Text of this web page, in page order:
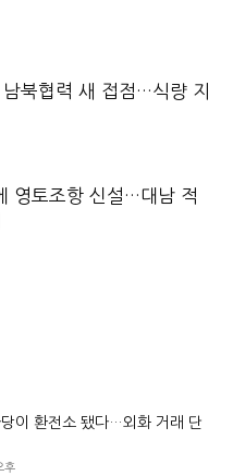
북협력 새 접점…식량 지
영토조항 신설…대남 적
이 환전소 됐다…외화 거래 단
후